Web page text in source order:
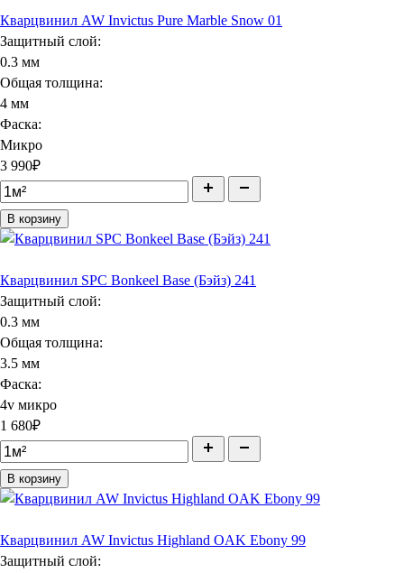
Кварцвинил AW Invictus Pure Marble Snow 01
Защитный слой:
0.3 мм
Общая толщина:
4 мм
Фаска:
Микро
3 990₽
В корзину
Кварцвинил SPC Bonkeel Base (Бэйз) 241
Защитный слой:
0.3 мм
Общая толщина:
3.5 мм
Фаска:
4v микро
1 680₽
В корзину
Кварцвинил AW Invictus Highland OAK Ebony 99
Защитный слой: